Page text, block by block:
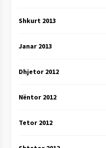
Shkurt 2013
Janar 2013
Dhjetor 2012
Nëntor 2012
Tetor 2012